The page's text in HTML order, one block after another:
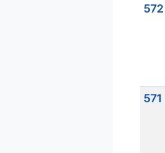
572
571